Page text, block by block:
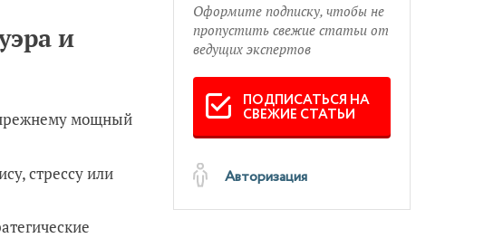
и
прежнему мощный
стрессу или
Оформите подписку, чтобы не
пропустить свежие статьи от
ведущих экспертов
ПОДПИСАТЬСЯ НА
СВЕЖИЕ СТАТЬИ
Авторизация